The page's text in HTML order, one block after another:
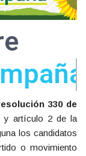
330 de
y artículo 2 de la
los candidatos
o movimiento